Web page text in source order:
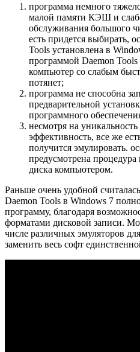
программа немного
малой памяти КЭШ и
обслуживания большого
есть придется выбирать,
Tools установлена в
программой Daemon
компьютер со слабым
потянет;
программа не способна
предварительной
программного
несмотря на
эффективность, все же
получится эмулировать.
предусмотрена
диска компьютером.
Раньше очень удобной
Daemon Tools в Windows 7
программу, благодаря
форматами дисковой записи.
числе различных эмуляторов
заменить весь софт